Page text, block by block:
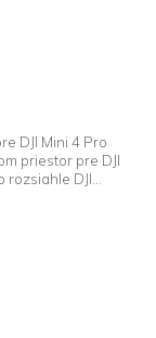
DJI Mini 4 Pro
priestor pre DJI
DJI...